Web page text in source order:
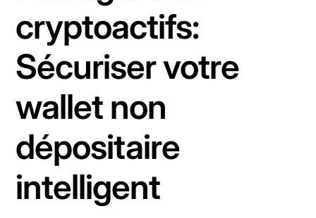
cryptoactifs:
Sécuriser votre
wallet non
dépositaire
intelligent